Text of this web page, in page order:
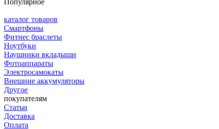
Популярное
каталог товаров
Смартфоны
Фитнес браслеты
Ноутбуки
Наушники вкладыши
Фотоаппараты
Электросамокаты
Внешние аккумуляторы
Другое
покупателям
Статьи
Доставка
Оплата